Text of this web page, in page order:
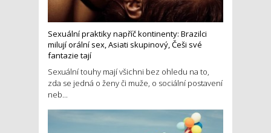
Sexuální praktiky napříč kontinenty: Brazilci
milují orální sex, Asiati skupinový, Češi své
fantazie tají
Sexuální touhy mají všichni bez ohledu na to,
zda se jedná o ženy či muže, o sociální postavení
neb...